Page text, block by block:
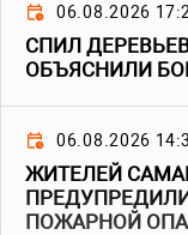
06.08.2026
СПИЛ
ОБЪЯСНИЛИ
06.08.2026
ЖИТЕЛЕЙ
ПОЖАРНОЙ